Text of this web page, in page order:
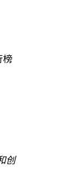
榜
创